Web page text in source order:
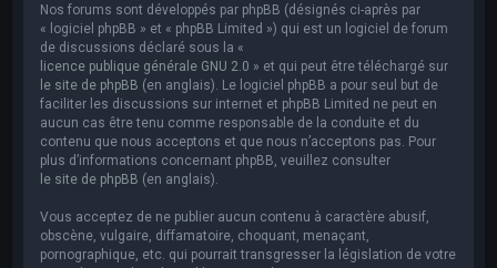
Nos forums sont développés par phpBB (désignés ci-après par
« logiciel phpBB » et « phpBB Limited ») qui est un logiciel de forum
de discussions déclaré sous la «
licence publique générale GNU 2.0 » et qui peut être téléchargé sur
le site de phpBB (en anglais). Le logiciel phpBB a pour seul but de
faciliter les discussions sur internet et phpBB Limited ne peut en
aucun cas être tenu comme responsable de la conduite et du
contenu que nous acceptons et que nous n’acceptons pas. Pour
plus d’informations concernant phpBB, veuillez consulter
le site de phpBB (en anglais).
Vous acceptez de ne publier aucun contenu à caractère abusif,
obscène, vulgaire, diffamatoire, choquant, menaçant,
pornographique, etc. qui pourrait transgresser la législation de votre